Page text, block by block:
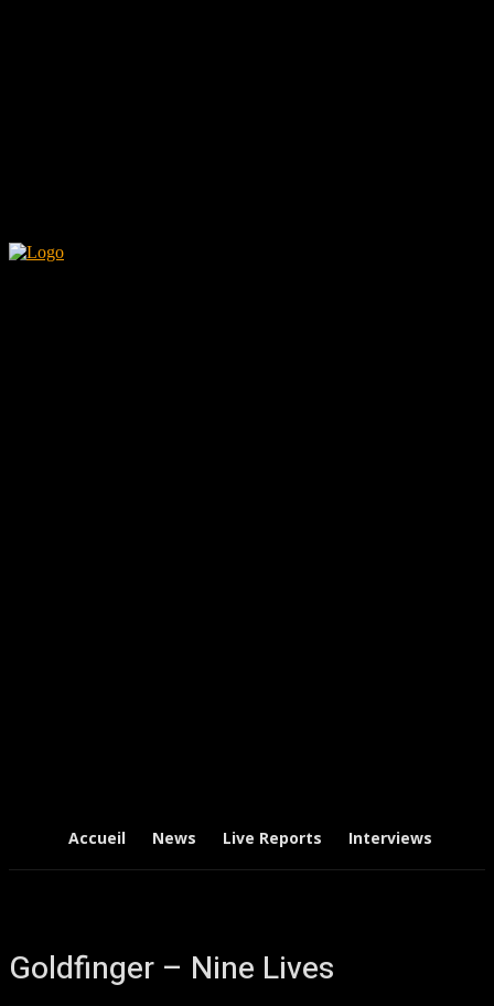
Accueil News Live Reports Interviews
Goldfinger – Nine Lives